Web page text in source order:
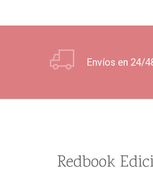
Envíos en 24/
Redbook